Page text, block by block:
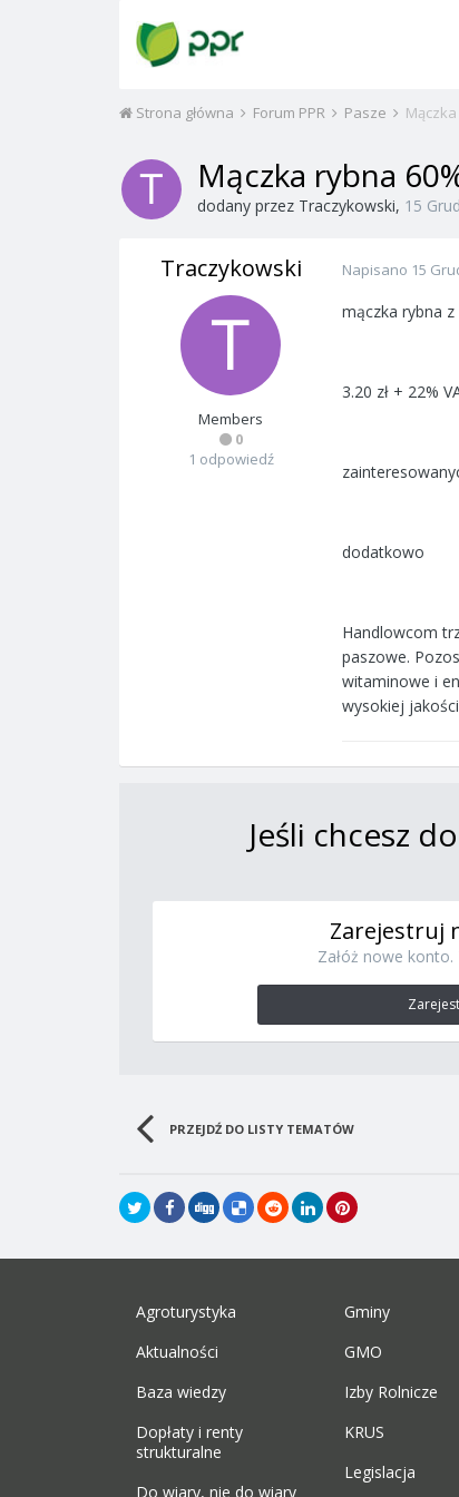
Strona główna Forum PPR Pasze
Mączka rybna
dodany przez Traczykowski, 15
Traczykowski
Members
0
1 odpowiedź
Napisano 15
mączka rybna z
3.20 zł + 22%
dodatkowo
Handlowcom
paszowe.
witaminowe i
wysokiej
Jeśli chcesz
Zarejestruj
Załóż nowe
PRZEJDŹ DO LISTY TEMATÓW
Agroturystyka
Aktualności
Baza wiedzy
Dopłaty i renty
strukturalne
Do wiary, nie do wiary
Gminy
GMO
Izby Rolnicze
KRUS
Legislacja